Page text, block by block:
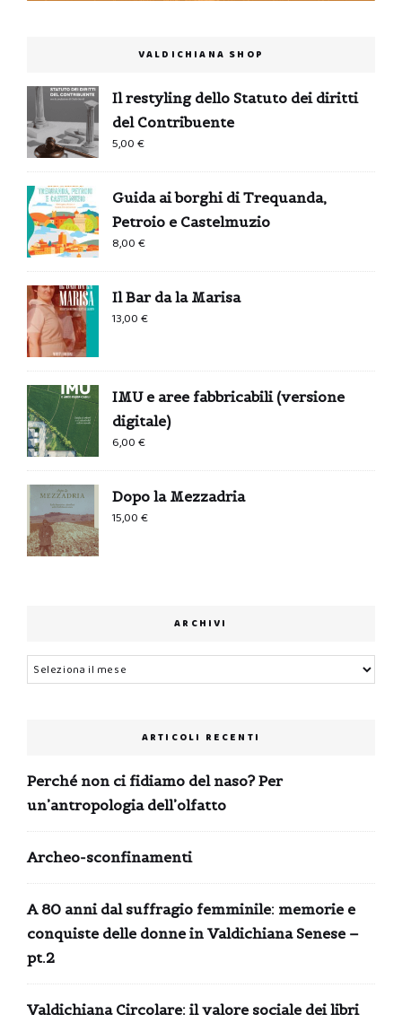
VALDICHIANA SHOP
Il restyling dello Statuto dei diritti
del Contribuente
5,00€
Guida ai borghi di Trequanda,
Petroio e Castelmuzio
8,00€
Il Bar da la Marisa
13,00€
IMU e aree fabbricabili (versione
digitale)
6,00€
Dopo la Mezzadria
15,00€
ARCHIVI
Archivi
ARTICOLI RECENTI
Perché non ci fidiamo del naso? Per
un’antropologia dell’olfatto
Archeo-sconfinamenti
A 80 anni dal suffragio femminile: memorie e
conquiste delle donne in Valdichiana Senese –
pt.2
Valdichiana Circolare: il valore sociale dei libri